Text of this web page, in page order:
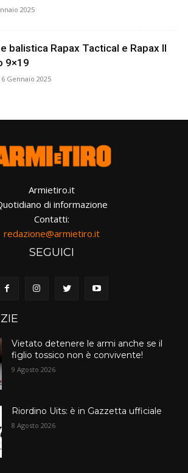
2025
balistica Rapax Tactical e Rapax II
9×19
6 Gennaio 2025
Armietiro.it
di informazione
Contatti:
redazione@armietiro.it
SEGUICI
Vietato detenere le armi anche se il
figlio tossico non è convivente!
9 Agosto 2026
Riordino Uits: è in Gazzetta ufficiale
8 Agosto 2026